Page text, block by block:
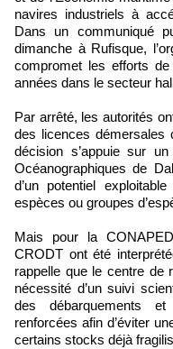
navires industriels à
Dans un communiqué
dimanche à Rufisque,
compromet les efforts
années dans le secteur
Par arrêté, les autorités
des licences démersales
décision s’appuie sur
Océanographiques de
d’un potentiel
espèces ou groupes
Mais pour la
CRODT ont été
rappelle que le centre de
nécessité d’un suivi
des débarquements et
renforcées afin d’éviter
certains stocks déjà